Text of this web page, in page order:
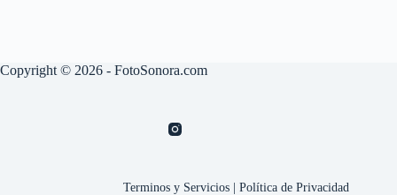
Copyright © 2026 - FotoSonora.com
Terminos y Servicios |Política de Privacidad